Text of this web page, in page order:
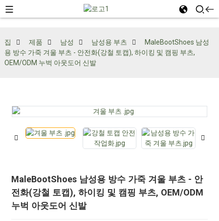
집 제품 남성 남성용 부츠
MaleBootShoes 남성
용 방수 가죽 겨울 부츠 - 안전화(강철 토캡), 하이킹 및 캠핑 부츠,
OEM/ODM 누벅 아웃도어 신발
MaleBootShoes 남성용 방수 가죽 겨울 부츠 - 안
전화(강철 토캡), 하이킹 및 캠핑 부츠, OEM/ODM
누벅 아웃도어 신발